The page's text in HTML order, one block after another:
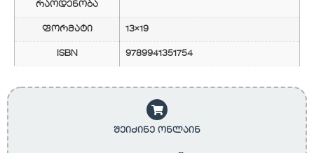
რაოდენობა
ფორმატი 13×19
ISBN 9789941351754
შეიძინე ონლაინ